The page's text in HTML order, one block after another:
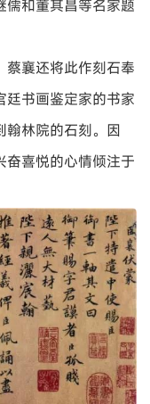
儒和董其昌等名家题
蔡襄还将此作刻石奉
廷书画鉴定家的书家
翰林院的石刻。因
奋喜悦的心情倾注于